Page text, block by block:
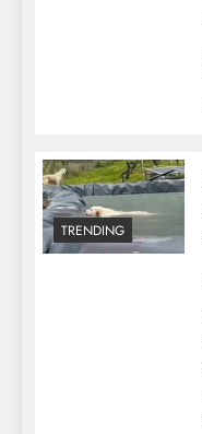
TRENDING